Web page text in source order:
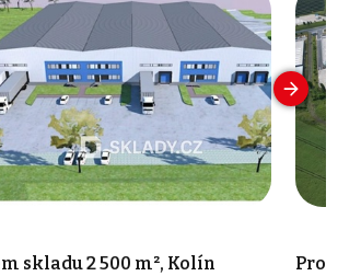
skladu 2 500 m², Kolín